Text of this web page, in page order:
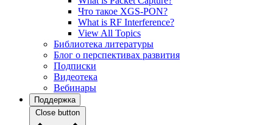
Что такое XGS-PON?
What is RF Interference?
View All Topics
Библиотека литературы
Блог о перспективах развития
Подписки
Видеотека
Вебинары
Поддержка
Close button